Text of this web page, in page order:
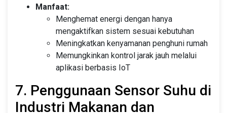
Manfaat:
Menghemat energi dengan hanya
mengaktifkan sistem sesuai kebutuhan
Meningkatkan kenyamanan penghuni rumah
Memungkinkan kontrol jarak jauh melalui
aplikasi berbasis IoT
7. Penggunaan Sensor Suhu di
Industri Makanan dan